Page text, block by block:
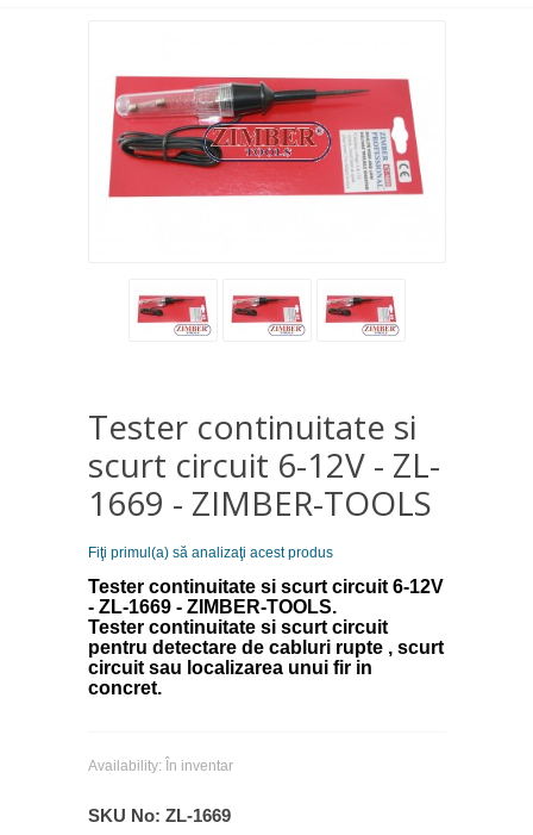
Tester continuitate si
scurt circuit 6-12V - ZL-
1669 - ZIMBER-TOOLS
Fiţi primul(a) să analizaţi acest produs
Tester continuitate si scurt circuit 6-12V
- ZL-1669 - ZIMBER-TOOLS.
Tester continuitate si scurt circuit
pentru detectare de cabluri rupte , scurt
circuit sau localizarea unui fir in
concret.
Availability: În inventar
SKU No: ZL-1669